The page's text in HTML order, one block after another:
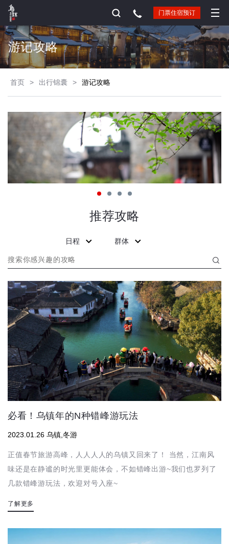
门票住宿预订
游记攻略
首页 > 出行锦囊 > 游记攻略
推荐攻略
日程 群体
必看！乌镇年的N种错峰游玩法
2023.01.26 乌镇,冬游
正值春节旅游高峰，人人人人的乌镇又回来了！ 当然，江南风
味还是在静谧的时光里更能体会，不如错峰出游~我们也罗列了
几款错峰游玩法，欢迎对号入座~
了解更多